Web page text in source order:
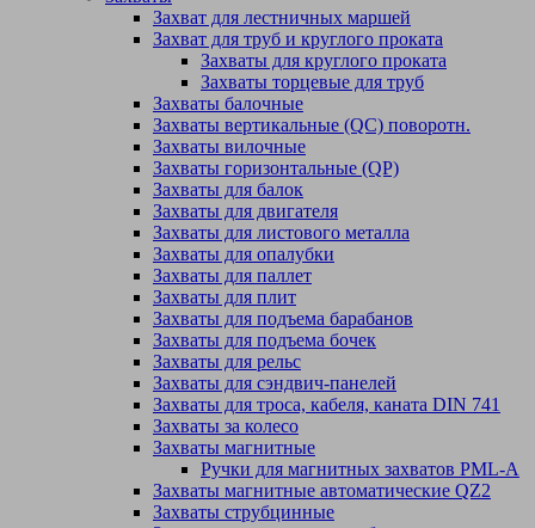
Захват для лестничных маршей
Захват для труб и круглого проката
Захваты для круглого проката
Захваты торцевые для труб
Захваты балочные
Захваты вертикальные (QC) поворотн.
Захваты вилочные
Захваты горизонтальные (QP)
Захваты для балок
Захваты для двигателя
Захваты для листового металла
Захваты для опалубки
Захваты для паллет
Захваты для плит
Захваты для подъема барабанов
Захваты для подъема бочек
Захваты для рельс
Захваты для сэндвич-панелей
Захваты для троса, кабеля, каната DIN 741
Захваты за колесо
Захваты магнитные
Ручки для магнитных захватов PML-A
Захваты магнитные автоматические QZ2
Захваты струбцинные